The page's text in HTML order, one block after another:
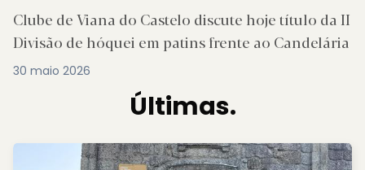
Clube de Viana do Castelo discute hoje título da II
Divisão de hóquei em patins frente ao Candelária
30 maio 2026
Últimas.